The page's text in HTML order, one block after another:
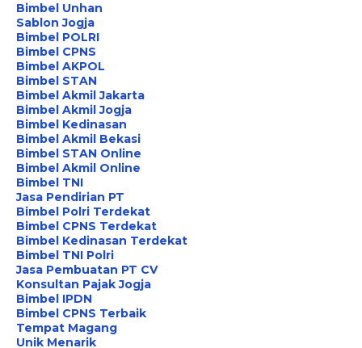
Bimbel Unhan
Sablon Jogja
Bimbel POLRI
Bimbel CPNS
Bimbel AKPOL
Bimbel STAN
Bimbel Akmil Jakarta
Bimbel Akmil Jogja
Bimbel Kedinasan
Bimbel Akmil Bekasi
Bimbel STAN Online
Bimbel Akmil Online
Bimbel TNI
Jasa Pendirian PT
Bimbel Polri Terdekat
Bimbel CPNS Terdekat
Bimbel Kedinasan Terdekat
Bimbel TNI Polri
Jasa Pembuatan PT CV
Konsultan Pajak Jogja
Bimbel IPDN
Bimbel CPNS Terbaik
Tempat Magang
Unik Menarik